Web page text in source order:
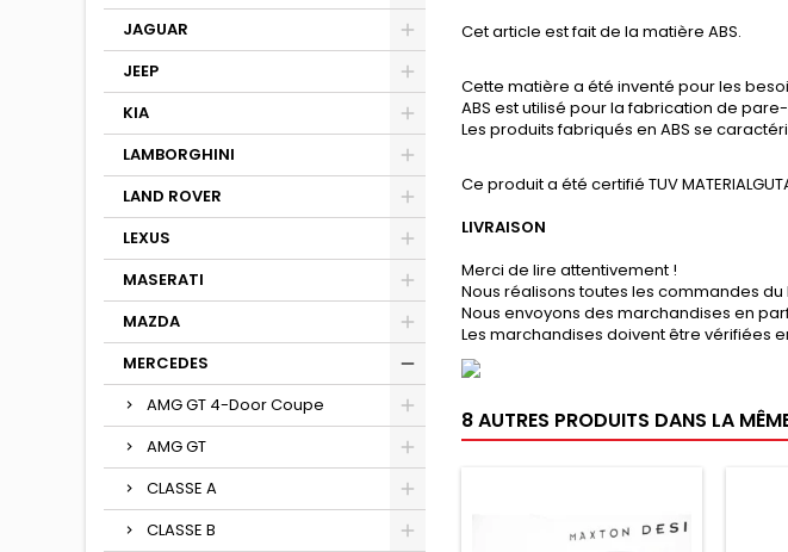
JAGUAR
JEEP
KIA
LAMBORGHINI
LAND ROVER
LEXUS
MASERATI
MAZDA
MERCEDES
AMG GT 4-Door Coupe
AMG GT
CLASSE A
CLASSE B
Cet article est fait de la matière ABS.
Cette matière a été inventé pour les
ABS est utilisé pour la fabrication de
Les produits fabriqués en ABS se
Ce produit a été certifié TUV
LIVRAISON
Merci de lire attentivement !
Nous réalisons toutes les commandes
Nous envoyons des marchandises en
Les marchandises doivent être vérifiées
8 AUTRES PRODUITS DANS LA